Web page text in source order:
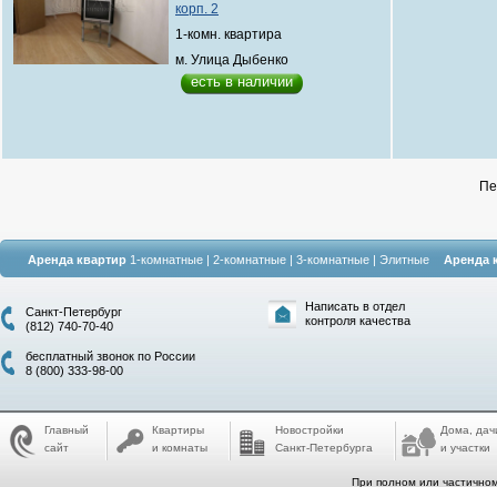
корп. 2
1-комн. квартира
м. Улица Дыбенко
есть в наличии
Аренда квартир 1-комнатные | 2-комнатные | 3-комнатные | Элитные Аренда
Санкт-Петербург
(812) 740-70-40
бесплатный звонок по России
8 (800) 333-98-00
Написать в отдел
контроля качества
Главный
сайт
Квартиры
и комнаты
Новостройки
Санкт-Петербурга
Дома,
и участки
При полном или